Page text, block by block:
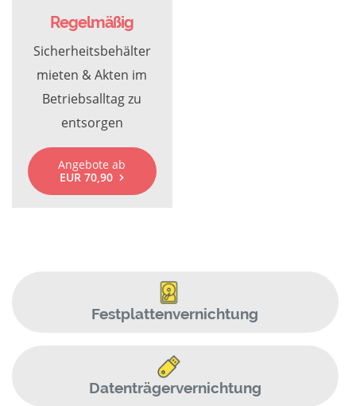
Regelmäßig
Sicherheitsbehälter
mieten & Akten im
Betriebsalltag zu
entsorgen
Angebote ab
EUR 70,90
Festplattenvernichtung
Datenträgervernichtung